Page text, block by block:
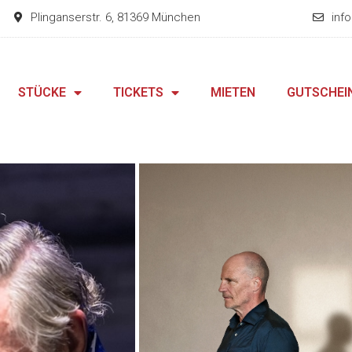
Plinganserstr. 6, 81369 München
STÜCKE TICKETS MIETEN